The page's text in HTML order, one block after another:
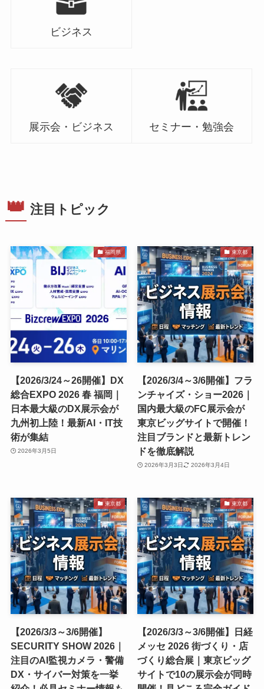
ビジネス
展示会・ビジネス セミナー・勉強会
👑 注目トピック
福岡県
【2026/3/24～26開催】DX
総合EXPO 2026 春 福岡｜
日本最大級のDX展示会が
九州初上陸！最新AI・IT技
術が集結
2026年3月5日
東京都
【2026/3/4～3/6開催】フラ
ンチャイズ・ショー2026｜
国内最大級のFC展示会が
東京ビッグサイトで開催！
注目ブランドと最新トレン
ドを徹底解説
2026年3月3日 2026年3月4日
東京都
【2026/3/3～3/6開催】
SECURITY SHOW 2026｜
注目のAI監視カメラ・警備
DX・サイバー対策を一挙
東京都
【2026/3/3～3/6開催】日経
メッセ 2026 街づくり・店
づくり総合展｜東京ビッグ
サイトで10の展示会が同時